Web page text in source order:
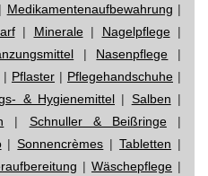
Medikamentenaufbewahrung |
| Minerale| Nagelpflege|
| Nasenpflege |
| Pflaster | Pflegehandschuhe |
& Hygienemittel | Salben |
| Schnuller & Beißringe|
|Sonnencrèmes |Tabletten |
| Wäschepflege |